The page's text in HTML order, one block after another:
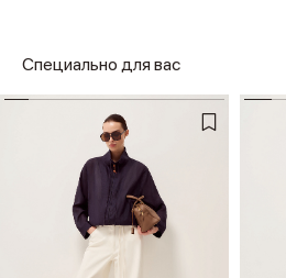
Специально для вас